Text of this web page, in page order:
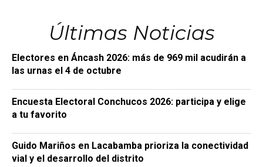
Últimas Noticias
Electores en Áncash 2026: más de 969 mil acudirán a
las urnas el 4 de octubre
Encuesta Electoral Conchucos 2026: participa y elige
a tu favorito
Guido Mariños en Lacabamba prioriza la conectividad
vial y el desarrollo del distrito